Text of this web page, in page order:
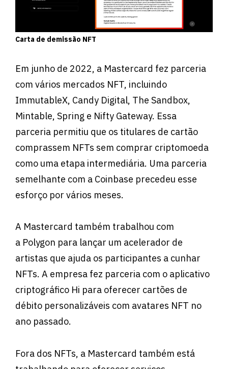
Carta de demissão NFT
Em junho de 2022, a Mastercard fez parceria
com vários mercados NFT, incluindo
ImmutableX, Candy Digital, The Sandbox,
Mintable, Spring e Nifty Gateway. Essa
parceria permitiu que os titulares de cartão
comprassem NFTs sem comprar criptomoeda
como uma etapa intermediária. Uma parceria
semelhante com a Coinbase precedeu esse
esforço por vários meses.
A Mastercard também trabalhou com
a Polygon para lançar um acelerador de
artistas que ajuda os participantes a cunhar
NFTs. A empresa fez parceria com o aplicativo
criptográfico Hi para oferecer cartões de
débito personalizáveis ​​com avatares NFT no
ano passado.
Fora dos NFTs, a Mastercard também está